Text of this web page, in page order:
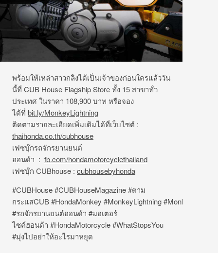
พร้อมให้เหล่าสาวกลิงได้เป็นเจ้าของก่อนใครแล้ววัน
นี้ที่ CUB House Flagship Storeทั้ง 15 สาขาทั่ว
ประเทศ ในราคา 108,900บาท หรือจอง
ได้ที่ bit.ly/MonkeyLightning
ติดตามรายละเอียดเพิ่มเติมได้ที่เว็บไซต์ :
thaihonda.co.th/cubhouse
เฟซบุ๊กรถจักรยานยนต์
ฮอนด้า : fb.com/hondamotorcyclethailand
เฟซบุ๊ก CUBhouse : cubhousebyhonda
#CUBHouse#CUBHouseMagazine#ตาม
กระแสCUB#HondaMonkey #MonkeyLightning
#รถจักรยานยนต์ฮอนด้า #มอเตอร์
ไซค์ฮอนด้า #HondaMotorcycle #WhatStopsYou
#มุ่งไปอย่าให้อะไรมาหยุด